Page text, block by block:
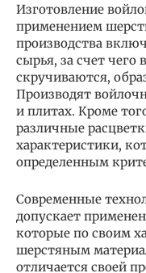
Изготовление
применением
производства
сырья, за счет
скручиваются,
Производят
и плитах. Кроме
различные
характеристики,
определенным
Современные
допускает
которые по своим
шерстяным
отличается своей